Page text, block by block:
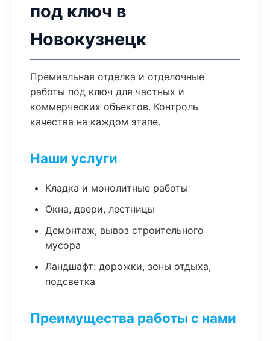
под ключ в
Новокузнецк
Премиальная отделка и отделочные
работы под ключ для частных и
коммерческих объектов. Контроль
качества на каждом этапе.
Наши услуги
Кладка и монолитные работы
Окна, двери, лестницы
Демонтаж, вывоз строительного
мусора
Ландшафт: дорожки, зоны отдыха,
подсветка
Преимущества работы с нами